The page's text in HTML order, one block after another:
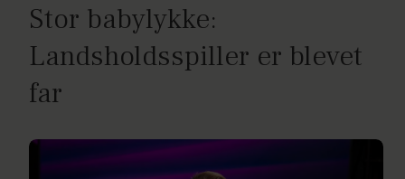
Stor babylykke:
Landsholdsspiller er blevet
far